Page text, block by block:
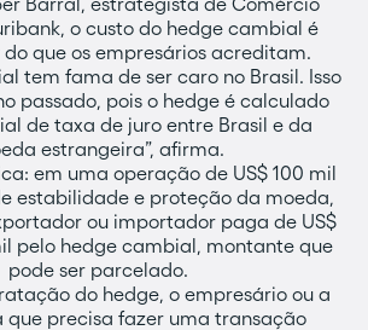
o custo do hedge cambial é
que os empresários acreditam.
tem fama de ser caro no Brasil. Isso
passado, pois o hedge é calculado
de taxa de juro entre Brasil e da
estrangeira”, afirma.
em uma operação de US$ 100 mil
estabilidade e proteção da moeda,
ou importador paga de US$
pelo hedge cambial, montante que
pode ser parcelado.
do hedge, o empresário ou a
que precisa fazer uma transação